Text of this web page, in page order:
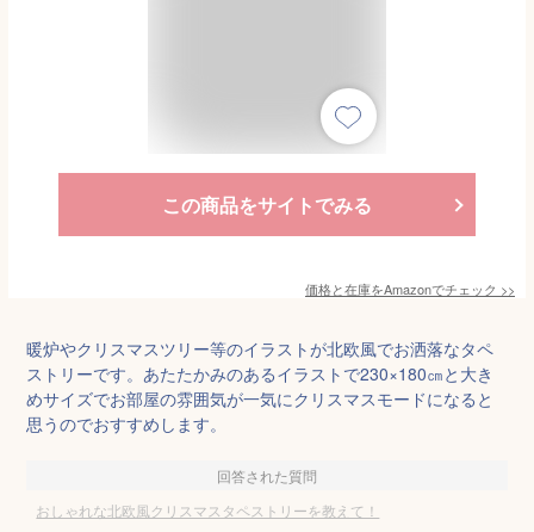
この商品をサイトでみる
価格と在庫をAmazonでチェック >>
暖炉やクリスマスツリー等のイラストが北欧風でお洒落なタペ
ストリーです。あたたかみのあるイラストで230×180㎝と大き
めサイズでお部屋の雰囲気が一気にクリスマスモードになると
思うのでおすすめします。
回答された質問
おしゃれな北欧風クリスマスタペストリーを教えて！